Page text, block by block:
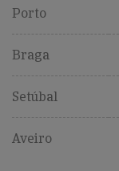
Porto
Braga
Setúbal
Aveiro